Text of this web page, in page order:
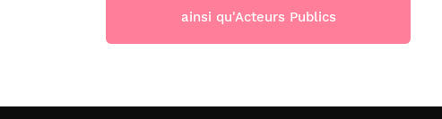
ainsi qu'Acteurs Publics